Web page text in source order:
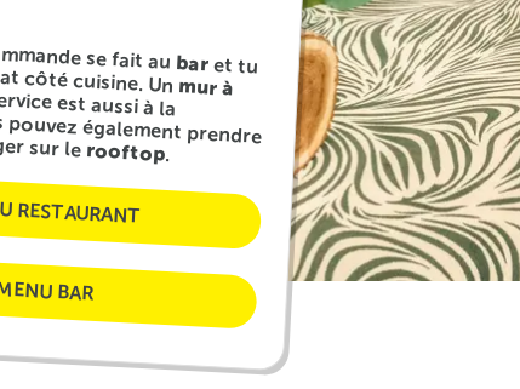
se fait au bar
côté cuisine. Unmur à
est aussi à la
verre ou manger sur lerooftop.
RESTAURANT
BAR